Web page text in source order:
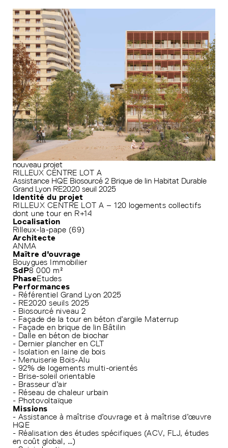
nouveau projet
RILLEUX CENTRE LOT A
Assistance HQE Biosourcé 2 Brique de lin Habitat Durable
Grand Lyon RE2020 seuil 2025
Identité du projet
RILLEUX CENTRE LOT A – 120 logements collectifs
dont une tour en R+14
Localisation
Rilleux-la-pape (69)
Architecte
ANMA
Maître d'ouvrage
Bouygues Immobilier
SdP8 000 m²
PhaseEtudes
Performances
- Référentiel Grand Lyon 2025
- RE2020 seuils 2025
- Biosourcé niveau 2
- Façade de la tour en béton d’argile Materrup
- Façade en brique de lin Bâtilin
- Dalle en béton de biochar
- Dernier plancher en CLT
- Isolation en laine de bois
- Menuiserie Bois-Alu
- 92% de logements multi-orientés
- Brise-soleil orientable
- Brasseur d’air
- Réseau de chaleur urbain
- Photovoltaïque
Missions
- Assistance à maîtrise d’ouvrage et à maîtrise d’œuvre
HQE
- Réalisation des études spécifiques (ACV, FLJ, études
en coût global, …)